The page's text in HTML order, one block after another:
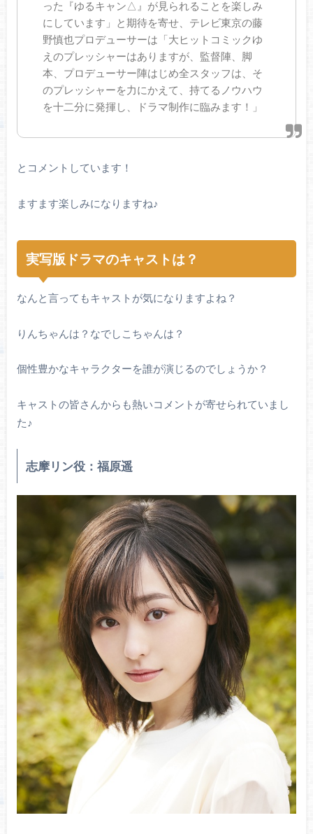
った『ゆるキャン△』が見られることを楽しみ
にしています」と期待を寄せ、テレビ東京の藤
野慎也プロデューサーは「大ヒットコミックゆ
えのプレッシャーはありますが、監督陣、脚
本、プロデューサー陣はじめ全スタッフは、そ
のプレッシャーを力にかえて、持てるノウハウ
を十二分に発揮し、ドラマ制作に臨みます！」
とコメントしています！
ますます楽しみになりますね♪
実写版ドラマのキャストは？
なんと言ってもキャストが気になりますよね？
りんちゃんは？なでしこちゃんは？
個性豊かなキャラクターを誰が演じるのでしょうか？
キャストの皆さんからも熱いコメントが寄せられていまし
た♪
志摩リン役：福原遥